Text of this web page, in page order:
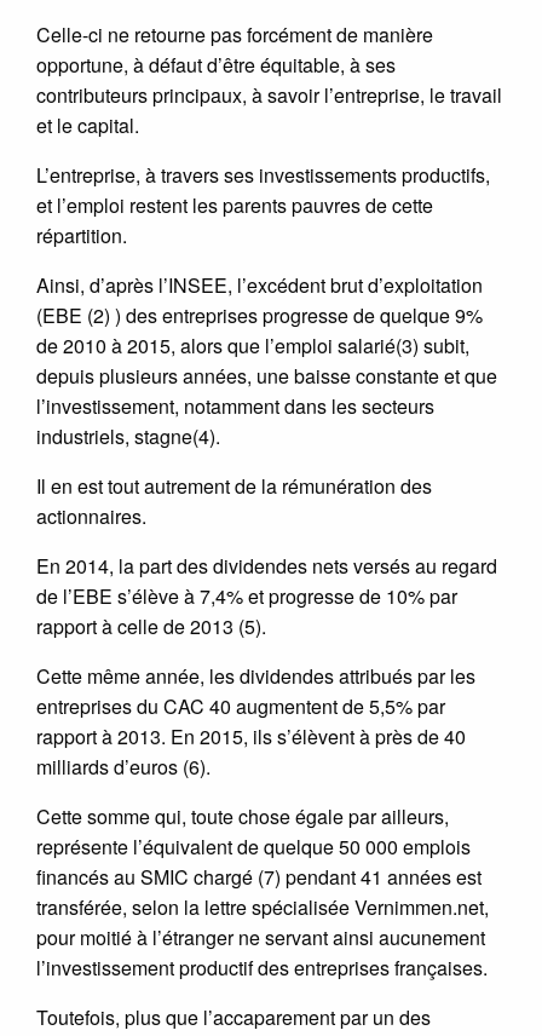
Celle-ci ne retourne pas forcément de manière
opportune, à défaut d’être équitable, à ses
contributeurs principaux, à savoir l’entreprise, le travail
et le capital.
L’entreprise, à travers ses investissements productifs,
et l’emploi restent les parents pauvres de cette
répartition.
Ainsi, d’après l’INSEE, l’excédent brut d’exploitation
(EBE (2) ) des entreprises progresse de quelque 9%
de 2010 à 2015, alors que l’emploi salarié(3) subit,
depuis plusieurs années, une baisse constante et que
l’investissement, notamment dans les secteurs
industriels, stagne(4).
Il en est tout autrement de la rémunération des
actionnaires.
En 2014, la part des dividendes nets versés au regard
de l’EBE s’élève à 7,4% et progresse de 10% par
rapport à celle de 2013 (5).
Cette même année, les dividendes attribués par les
entreprises du CAC 40 augmentent de 5,5% par
rapport à 2013. En 2015, ils s’élèvent à près de 40
milliards d’euros (6).
Cette somme qui, toute chose égale par ailleurs,
représente l’équivalent de quelque 50 000 emplois
financés au SMIC chargé (7) pendant 41 années est
transférée, selon la lettre spécialisée Vernimmen.net,
pour moitié à l’étranger ne servant ainsi aucunement
l’investissement productif des entreprises françaises.
Toutefois, plus que l’accaparement par un des